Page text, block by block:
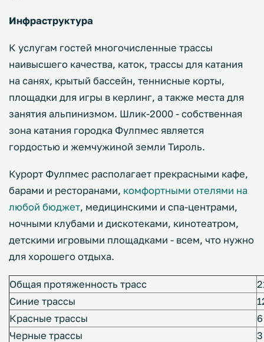
Инфраструктура
К услугам гостей многочисленные трассы
наивысшего качества, каток, трассы для катания
на санях, крытый бассейн, теннисные корты,
площадки для игры в керлинг, а также места для
занятия альпинизмом. Шлик-2000 - собственная
зона катания городка Фулпмес является
гордостью и жемчужиной земли Тироль.
Курорт Фулпмес располагает прекрасными кафе,
барами и ресторанами, комфортными отелями на
любой бюджет, медицинскими и спа-центрами,
ночными клубами и дискотеками, кинотеатром,
детскими игровыми площадками - всем, что нужно
для хорошего отдыха.
Общая протяженность трасс
Синие трассы
Красные трассы
Черные трассы